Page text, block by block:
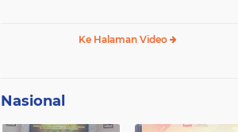
Ke Halaman Video
Nasional